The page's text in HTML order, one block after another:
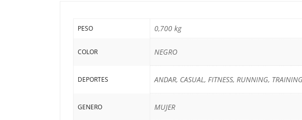
PESO 0,700 kg
COLOR NEGRO
DEPORTES ANDAR, CASUAL, FITNESS, RUNNING,
GENERO MUJER